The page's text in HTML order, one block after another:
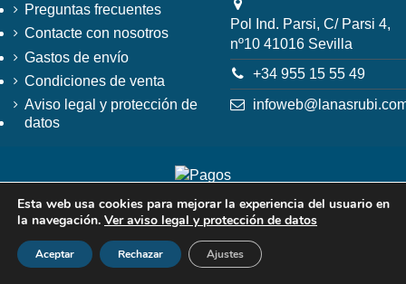
Preguntas frecuentes
Contacte con nosotros
Gastos de envío
Condiciones de venta
Aviso legal y protección de
datos
Pol Ind. Parsi, C/ Parsi 4,
nº10 41016 Sevilla
+34 955 15 55 49
Esta web usa cookies para mejorar la experiencia del usuario en
la navegación. Ver aviso legal y protección de datos
Aceptar Rechazar Ajustes